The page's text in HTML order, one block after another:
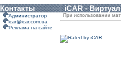
Контакты iCAR -
Администратор
icar@icar.com.ua
Реклама на сайте
При использовании